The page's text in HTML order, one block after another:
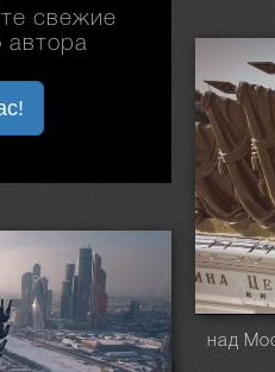
свежие
автора
над